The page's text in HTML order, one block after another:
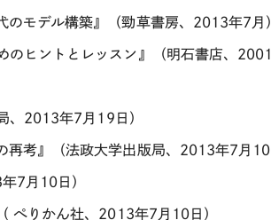
モデル構築』（勁草書房、2013年7月
ヒントとレッスン』（明石書店、
、2013年7月19日）
考』（法政大学出版局、2013年7月10
7月10日）
ぺりかん社、2013年7月10日）